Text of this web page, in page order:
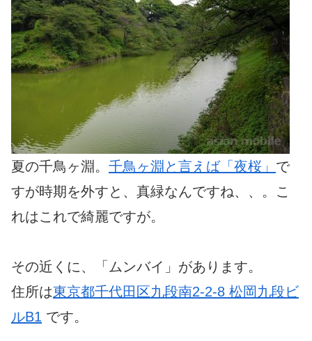
夏の千鳥ヶ淵。 千鳥ヶ淵と言えば「夜桜」 で
すが時期を外すと、真緑なんですね、、。こ
れはこれで綺麗ですが。
その近くに、「ムンバイ」があります。
住所は東京都千代田区九段南2-2-8 松岡九段ビ
ルB1 です。